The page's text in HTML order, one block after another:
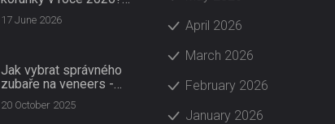
cenami a náklady
17 June 2026
Jak vybrat správného
zubaře na veneers -
praktický průvodce a
kontrolní seznam
20 October 2025
April 2026
March 2026
February 2026
January 2026